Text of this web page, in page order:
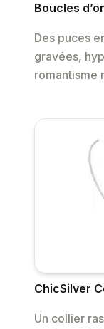
Boucles
Des puces
gravées,
romantisme
ChicSilver
Un collier